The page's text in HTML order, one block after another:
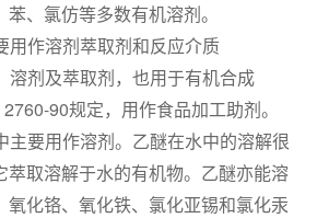
、氯仿等多数有机溶剂。
用作溶剂萃取剂和反应介质
溶剂及萃取剂，也用于有机合成
90规定，用作食品加工助剂。
主要用作溶剂。乙醚在水中的溶解很
萃取溶解于水的有机物。乙醚亦能溶
氧化铬、氧化铁、氯化亚锡和氯化汞